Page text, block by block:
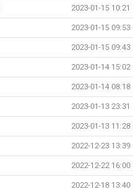
2023-01-15 10:21
2023-01-15 09:53
2023-01-15 09:43
2023-01-14 15:02
2023-01-14 08:18
2023-01-13 23:31
2023-01-13 11:28
2022-12-23 13:39
2022-12-22 16:00
2022-12-18 13:40